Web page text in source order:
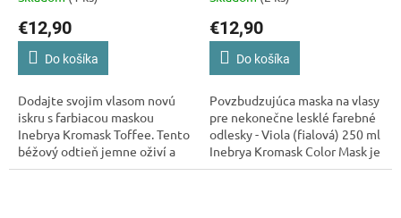
€12,90
Do košíka
Dodajte svojim vlasom novú
iskru s farbiacou maskou
Inebrya Kromask Toffee. Tento
béžový odtieň jemne oživí a
rozžiari farbu, zatiaľ čo bohaté
€12,90
Do košíka
Povzbudzujúca maska ​​na vlasy
pre nekonečne lesklé farebné
odlesky - Viola (fialová) 250 ml
Inebrya Kromask Color Mask je
zmesou hydratačnej masky a